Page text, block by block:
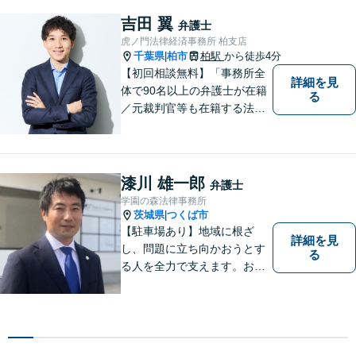
たら、お気軽にご相談くださ
い！【毎日対応◎】
吉田 翼 弁護士
虎ノ門法律経済事務所 柏支店
千葉県|柏市 柏駅 から徒歩4分
【初回相談無料】「事務所全
体で90名以上の弁護士が在籍
／元裁判官等も在籍する法律
と連携し、税務・登記もワン
ストップで対応可」【休日・
夜間相談可】
詳細を見
る
漆川 雄一郎 弁護士
学園の森法律事務所
茨城県|つくば市
【駐車場あり】地域に根ざ
し、問題に立ち向かおうとす
る人を全力で支えます。お困
詳細を見
る